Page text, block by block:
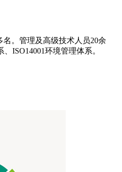
。管理及高级技术人员20余
ISO14001环境管理体系。